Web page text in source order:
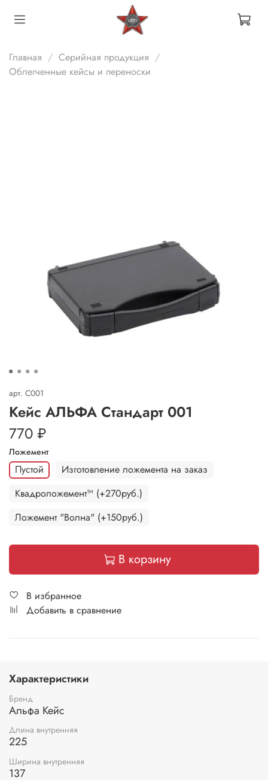
Главная
Серийная продукция
Облегченные кейсы и переноски
арт. C001
Кейс АЛЬФА Стандарт 001
770 ₽
Ложемент
Пустой
Изготовление ложемента на заказ
Квадроложемент™ (+270руб.)
Ложемент "Волна" (+150руб.)
В корзину
В избранное
Добавить в сравнение
Характеристики
Бренд
Альфа Кейс
Длина внутренняя
225
Ширина внутренняя
137